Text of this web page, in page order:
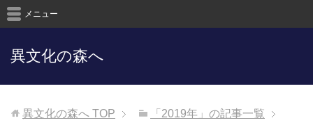
異文化の森へ
メニュー
異文化の森へ TOP 「2019年」の記事一覧